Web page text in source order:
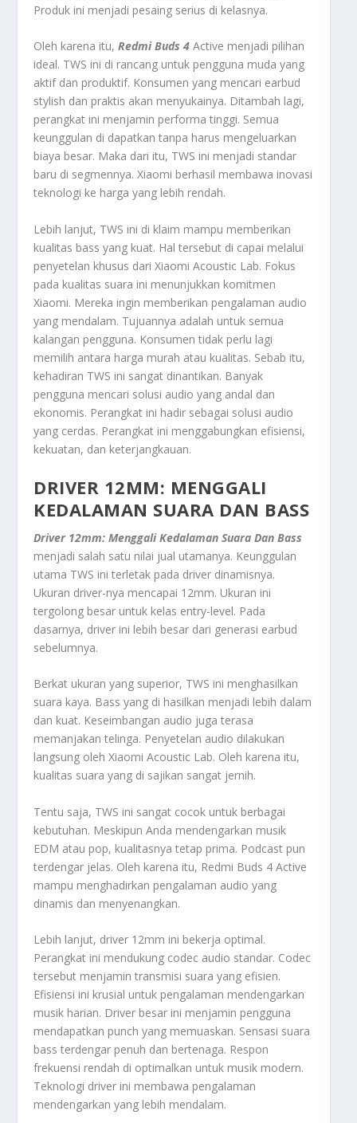
Produk ini menjadi pesaing serius di kelasnya.
Oleh karena itu,Redmi Buds 4 Active menjadi pilihan
ideal. TWS ini di rancang untuk pengguna muda yang
aktif dan produktif. Konsumen yang mencari earbud
stylish dan praktis akan menyukainya. Ditambah lagi,
perangkat ini menjamin performa tinggi. Semua
keunggulan di dapatkan tanpa harus mengeluarkan
biaya besar. Maka dari itu, TWS ini menjadi standar
baru di segmennya. Xiaomi berhasil membawa inovasi
teknologi ke harga yang lebih rendah.
Lebih lanjut, TWS ini di klaim mampu memberikan
kualitas bass yang kuat. Hal tersebut di capai melalui
penyetelan khusus dari Xiaomi Acoustic Lab. Fokus
pada kualitas suara ini menunjukkan komitmen
Xiaomi. Mereka ingin memberikan pengalaman audio
yang mendalam. Tujuannya adalah untuk semua
kalangan pengguna. Konsumen tidak perlu lagi
memilih antara harga murah atau kualitas. Sebab itu,
kehadiran TWS ini sangat dinantikan. Banyak
pengguna mencari solusi audio yang andal dan
ekonomis. Perangkat ini hadir sebagai solusi audio
yang cerdas. Perangkat ini menggabungkan efisiensi,
kekuatan, dan keterjangkauan.
DRIVER 12MM: MENGGALI
KEDALAMAN SUARA DAN BASS
Driver 12mm: Menggali Kedalaman Suara Dan Bass
menjadi salah satu nilai jual utamanya. Keunggulan
utama TWS ini terletak pada driver dinamisnya.
Ukuran driver-nya mencapai 12mm. Ukuran ini
tergolong besar untuk kelas entry-level. Pada
dasarnya, driver ini lebih besar dari generasi earbud
sebelumnya.
Berkat ukuran yang superior, TWS ini menghasilkan
suara kaya. Bass yang di hasilkan menjadi lebih dalam
dan kuat. Keseimbangan audio juga terasa
memanjakan telinga. Penyetelan audio dilakukan
langsung oleh Xiaomi Acoustic Lab. Oleh karena itu,
kualitas suara yang di sajikan sangat jernih.
Tentu saja, TWS ini sangat cocok untuk berbagai
kebutuhan. Meskipun Anda mendengarkan musik
EDM atau pop, kualitasnya tetap prima. Podcast pun
terdengar jelas. Oleh karena itu, Redmi Buds 4 Active
mampu menghadirkan pengalaman audio yang
dinamis dan menyenangkan.
Lebih lanjut, driver 12mm ini bekerja optimal.
Perangkat ini mendukung codec audio standar. Codec
tersebut menjamin transmisi suara yang efisien.
Efisiensi ini krusial untuk pengalaman mendengarkan
musik harian. Driver besar ini menjamin pengguna
mendapatkan punch yang memuaskan. Sensasi suara
bass terdengar penuh dan bertenaga. Respon
frekuensi rendah di optimalkan untuk musik modern.
Teknologi driver ini membawa pengalaman
mendengarkan yang lebih mendalam.